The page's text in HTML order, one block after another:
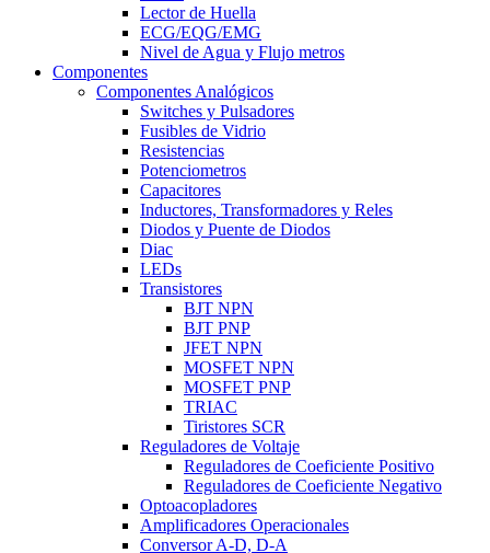
Lector de Huella
ECG/EQG/EMG
Nivel de Agua y Flujo metros
Componentes
Componentes Analógicos
Switches y Pulsadores
Fusibles de Vidrio
Resistencias
Potenciometros
Capacitores
Inductores, Transformadores y Reles
Diodos y Puente de Diodos
Diac
LEDs
Transistores
BJT NPN
BJT PNP
JFET NPN
MOSFET NPN
MOSFET PNP
TRIAC
Tiristores SCR
Reguladores de Voltaje
Reguladores de Coeficiente Positivo
Reguladores de Coeficiente Negativo
Optoacopladores
Amplificadores Operacionales
Conversor A-D, D-A